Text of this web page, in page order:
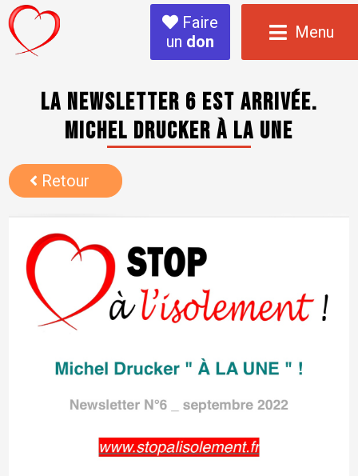
Faire
un don Menu
La newsletter 6 est arrivée.
Michel Drucker à la UNE
Retour